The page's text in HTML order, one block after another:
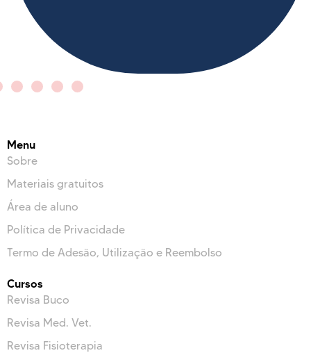
Menu
Sobre
Materiais gratuitos
Área de aluno
Política de Privacidade
Termo de Adesão, Utilização e Reembolso
Cursos
Revisa Buco
Revisa Med. Vet.
Revisa Fisioterapia